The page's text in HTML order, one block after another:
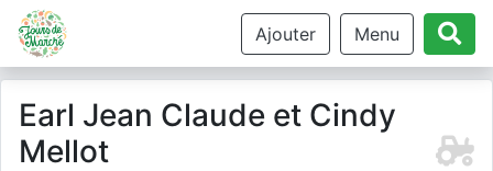
Ajouter Menu
Earl Jean Claude et Cindy
Mellot